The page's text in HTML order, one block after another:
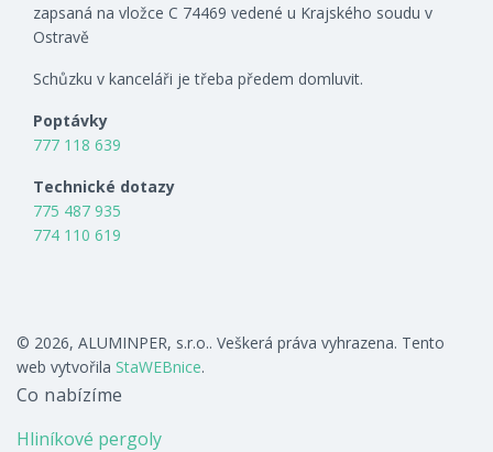
zapsaná na vložce C 74469 vedené u Krajského soudu v
Ostravě
Schůzku v kanceláři je třeba předem domluvit.
Poptávky
777 118 639
Technické dotazy
775 487 935
774 110 619
© 2026, ALUMINPER, s.r.o.. Veškerá práva vyhrazena. Tento
web vytvořila StaWEBnice.
Co nabízíme
Hliníkové pergoly